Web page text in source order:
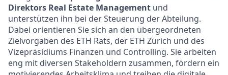
Direktors Real Estate Management und
unterstützen ihn bei der Steuerung der Abteilung.
Dabei orientieren Sie sich an den übergeordneten
Zielvorgaben des ETH Rats, der ETH Zürich und des
Vizepräsidiums Finanzen und Controlling. Sie arbeiten
eng mit diversen Stakeholdern zusammen, fördern ein